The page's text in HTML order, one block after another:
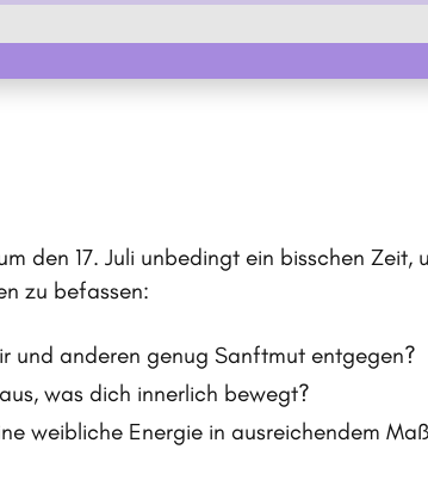
den 17. Juli unbedingt ein bisschen
zu befassen:
und anderen genug Sanftmut entgegen?
was dich innerlich bewegt?
weibliche Energie in ausreichendem